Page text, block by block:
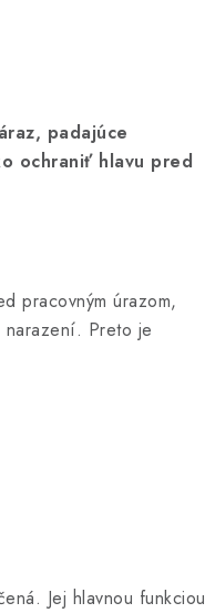
padajúce
ochraniť hlavu pred
pracovným úrazom,
narazení. Preto je
Jej hlavnou funkciou